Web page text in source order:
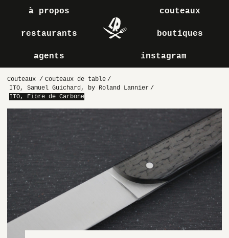
à propos couteaux
restaurants boutiques
agents instagram
Couteaux / Couteaux de table /
ITO, Samuel Guichard, by Roland Lannier /
ITO, Fibre de Carbone